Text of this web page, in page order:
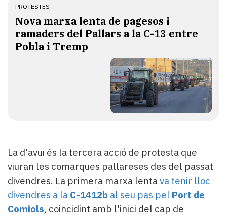
PROTESTES
Nova marxa lenta de pagesos i
ramaders del Pallars a la C-13 entre
Pobla i Tremp
La d'avui és la tercera acció de protesta que
viuran les comarques pallareses des del passat
divendres. La primera marxa lentava tenir lloc
divendres a la C-1412b al seu pas pel Port de
Comiols, coincidint amb l'inici del cap de